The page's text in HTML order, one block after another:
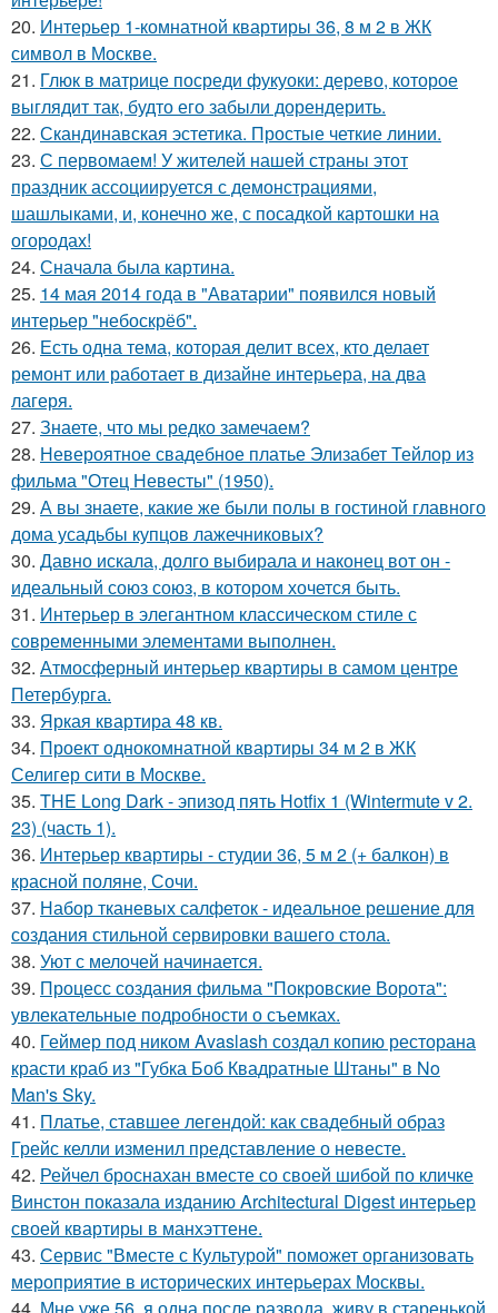
20. Интерьер 1-комнатной квартиры 36, 8 м 2 в ЖК
символ в Москве.
21. Глюк в матрице посреди фукуоки: дерево, которое
выглядит так, будто его забыли дорендерить.
22. Скандинавская эстетика. Простые четкие линии.
23. С первомаем! У жителей нашей страны этот
праздник ассоциируется с демонстрациями,
шашлыками, и, конечно же, с посадкой картошки на
огородах!
24. Сначала была картина.
25. 14 мая 2014 года в "Аватарии" появился новый
интерьер "небоскрёб".
26. Есть одна тема, которая делит всех, кто делает
ремонт или работает в дизайне интерьера, на два
лагеря.
27. Знаете, что мы редко замечаем?
28. Невероятное свадебное платье Элизабет Тейлор из
фильма "Отец Невесты" (1950).
29. А вы знаете, какие же были полы в гостиной главного
дома усадьбы купцов лажечниковых?
30. Давно искала, долго выбирала и наконец вот он -
идеальный союз союз, в котором хочется быть.
31. Интерьер в элегантном классическом стиле с
современными элементами выполнен.
32. Атмосферный интерьер квартиры в самом центре
Петербурга.
33. Яркая квартира 48 кв.
34. Проект однокомнатной квартиры 34 м 2 в ЖК
Селигер сити в Москве.
35. THE Long Dark - эпизод пять Hotfix 1 (Wintermute v 2.
23) (часть 1).
36. Интерьер квартиры - студии 36, 5 м 2 (+ балкон) в
красной поляне, Сочи.
37. Набор тканевых салфеток - идеальное решение для
создания стильной сервировки вашего стола.
38. Уют с мелочей начинается.
39. Процесс создания фильма "Покровские Ворота":
увлекательные подробности о съемках.
40. Геймер под ником Avaslash создал копию ресторана
красти краб из "Губка Боб Квадратные Штаны" в No
Man's Sky.
41. Платье, ставшее легендой: как свадебный образ
Грейс келли изменил представление о невесте.
42. Рейчел броснахан вместе со своей шибой по кличке
Винстон показала изданию Architectural Digest интерьер
своей квартиры в манхэттене.
43. Сервис "Вместе с Культурой" поможет организовать
мероприятие в исторических интерьерах Москвы.
44. Мне уже 56, я одна после развода, живу в старенькой